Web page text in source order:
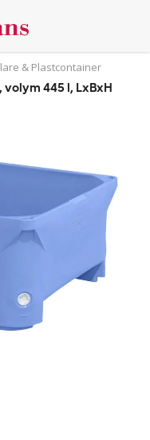
& Plastcontainer
445 l, LxBxH